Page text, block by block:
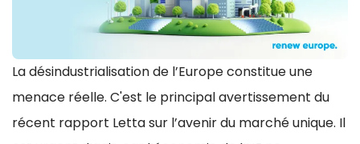
La désindustrialisation de l’Europe constitue une
menace réelle. C'est le principal avertissement du
récent rapport Letta sur l’avenir du marché unique. Il